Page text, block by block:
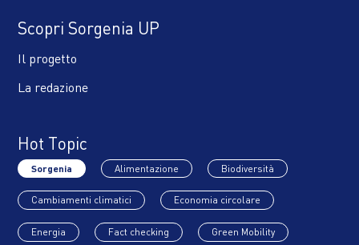
Scopri Sorgenia UP
Il progetto
La redazione
Hot Topic
Sorgenia Alimentazione Biodiversità
Cambiamenti climatici Economia circolare
Energia Fact checking Green Mobility